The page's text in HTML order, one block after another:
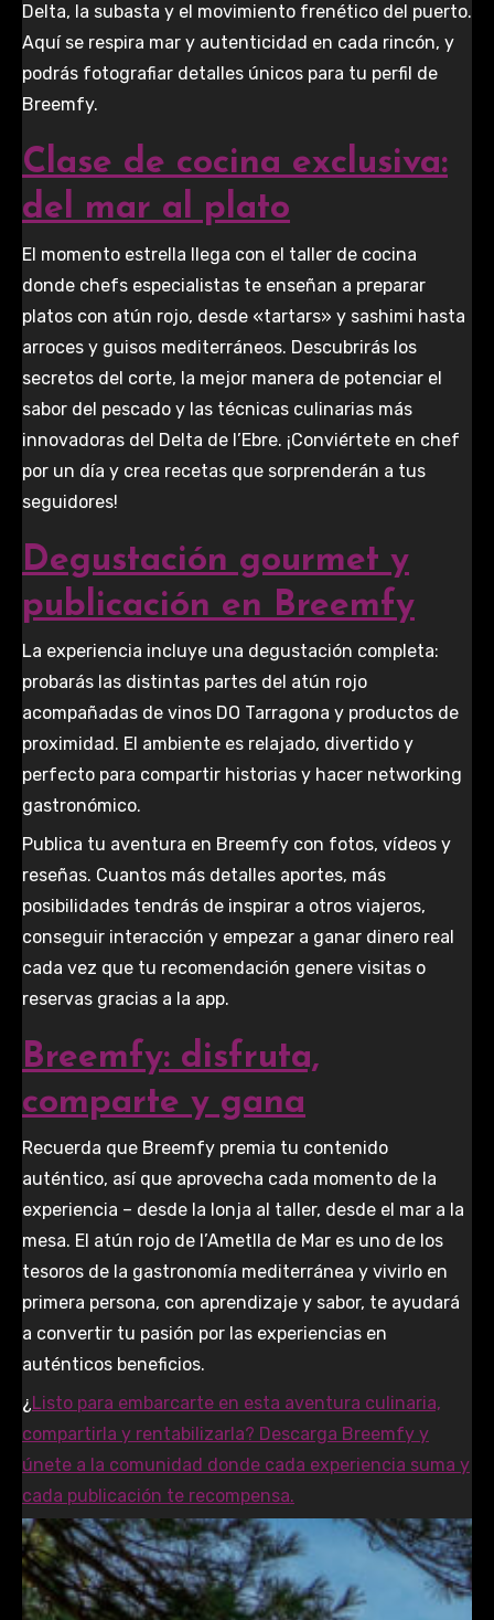
Delta, la subasta y el movimiento frenético del puerto.
Aquí se respira mar y autenticidad en cada rincón, y
podrás fotografiar detalles únicos para tu perfil de
Breemfy.
Clase de cocina exclusiva:
del mar al plato
El momento estrella llega con el taller de cocina
donde chefs especialistas te enseñan a preparar
platos con atún rojo, desde «tartars» y sashimi hasta
arroces y guisos mediterráneos. Descubrirás los
secretos del corte, la mejor manera de potenciar el
sabor del pescado y las técnicas culinarias más
innovadoras del Delta de l’Ebre. ¡Conviértete en chef
por un día y crea recetas que sorprenderán a tus
seguidores!
Degustación gourmet y
publicación en Breemfy
La experiencia incluye una degustación completa:
probarás las distintas partes del atún rojo
acompañadas de vinos DO Tarragona y productos de
proximidad. El ambiente es relajado, divertido y
perfecto para compartir historias y hacer networking
gastronómico.
Publica tu aventura en Breemfy con fotos, vídeos y
reseñas. Cuantos más detalles aportes, más
posibilidades tendrás de inspirar a otros viajeros,
conseguir interacción y empezar a ganar dinero real
cada vez que tu recomendación genere visitas o
reservas gracias a la app.
Breemfy: disfruta,
comparte y gana
Recuerda que Breemfy premia tu contenido
auténtico, así que aprovecha cada momento de la
experiencia – desde la lonja al taller, desde el mar a la
mesa. El atún rojo de l’Ametlla de Mar es uno de los
tesoros de la gastronomía mediterránea y vivirlo en
primera persona, con aprendizaje y sabor, te ayudará
a convertir tu pasión por las experiencias en
auténticos beneficios.
¿ Listo para embarcarte en esta aventura culinaria,
compartirla y rentabilizarla? Descarga Breemfy y
únete a la comunidad donde cada experiencia suma y
cada publicación te recompensa.